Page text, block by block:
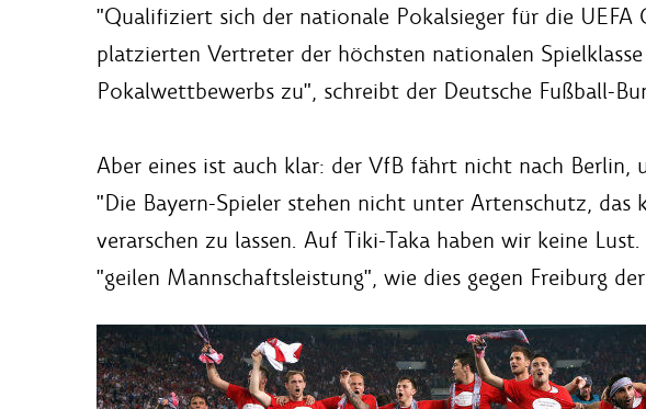
"Qualifiziert sich der nationale Pokalsieger für die
platzierten Vertreter der höchsten nationalen
Pokalwettbewerbs zu", schreibt der Deutsche Fußball-
Aber eines ist auch klar: der VfB fährt nicht nach Berlin,
"Die Bayern-Spieler stehen nicht unter Artenschutz,
verarschen zu lassen. Auf Tiki-Taka haben wir keine
"geilen Mannschaftsleistung", wie dies gegen Freiburg